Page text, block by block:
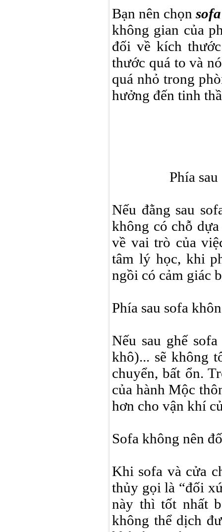
Bạn nên chọnsofa
không gian của
đối về kích
thước quá to và
quá nhỏ trong
hưởng đến tinh
Phía
Nếu đằng sau
không có chỗ
về vai trò của
tâm lý học, khi
ngồi có cảm giác
Phía sau sofa
Nếu sau ghế
khô)... sẽ không
chuyển, bất ổn.
của hành Mộc
hơn cho vận khí
Sofa không nên
Khi sofa và cửa
thủy gọi là “đối
này thì tốt nhất
không thể dịch